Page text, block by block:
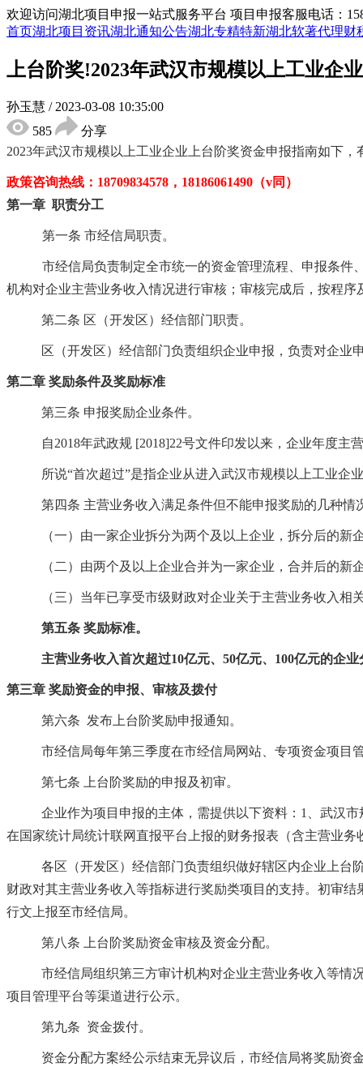
欢迎访问湖北项目申报一站式服务平台 项目申报客服电话：
首页湖北项目资讯湖北通知公告湖北专精特新湖北软著代理财
上台阶奖!2023年武汉市规模以上工业企
孙玉慧 / 2023-03-08 10:35:00
585
分享
2023年武汉市规模以上工业企业上台阶奖资金申报指南如下
政策咨询热线： 18709834578 ， 18186061490 （v同）
第一章 职责分工
第一条 市经信局职责。
市经信局负责制定全市统一的资金管理流程、申报条件
机构对企业主营业务收入情况进行审核；审核完成后，按程
第二条 区（开发区）经信部门职责。
区（开发区）经信部门负责组织企业申报，负责对企业
第二章 奖励条件及奖励标准
第三条 申报奖励企业条件。
自2018年武政规 [2018]22号文件印发以来，企业年度主
所说“首次超过”是指企业从进入武汉市规模以上工业企
第四条 主营业务收入满足条件但不能申报奖励的几种情
（一）由一家企业拆分为两个及以上企业，拆分后的新
（二）由两个及以上企业合并为一家企业，合并后的
（三）当年已享受市级财政对企业关于主营业务收入
第五条 奖励标准。
主营业务收入首次超过10亿元、50亿元、100亿元的企
第三章 奖励资金的申报、审核及拨付
第六条 发布上台阶奖励申报通知。
市经信局每年第三季度在市经信局网站、专项资金项目
第七条 上台阶奖励的申报及初审。
企业作为项目申报的主体，需提供以下资料： 1、武汉
在国家统计局统计联网直报平台上报的财务报表（含主营业
各区（开发区）经信部门负责组织做好辖区内企业上台
财政对其主营业务收入等指标进行奖励类项目的支持。初审
行文上报至市经信局。
第八条 上台阶奖励资金审核及资金分配。
市经信局组织第三方审计机构对企业主营业务收入等情
项目管理平台等渠道进行公示。
第九条 资金拨付。
资金分配方案经公示结束无异议后，市经信局将奖励资